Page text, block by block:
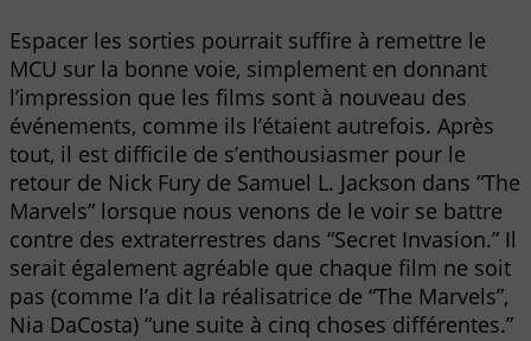
Espacer les sorties pourrait suffire à remettre le
MCU sur la bonne voie, simplement en donnant
l’impression que les films sont à nouveau des
événements, comme ils l’étaient autrefois. Après
tout, il est difficile de s’enthousiasmer pour le
retour de Nick Fury de Samuel L. Jackson dans “The
Marvels” lorsque nous venons de le voir se battre
contre des extraterrestres dans “Secret Invasion.” Il
serait également agréable que chaque film ne soit
pas (comme l’a dit la réalisatrice de “The Marvels”,
Nia DaCosta) “une suite à cinq choses différentes.”